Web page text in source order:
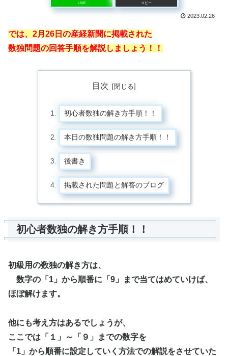
LINE コピー
2023.02.26
では、2月26日の産経新聞に掲載された
数独問題の回答手順を解説しましょう！！
目次
初心者数独の解き方手順！！
本日の数独問題の解き方手順！！
後書き
掲載された問題と解答のブログ
初心者数独の解き方手順！！
初級用の数独の解き方は、
数字の「1」から順番に「9」まで当てはめていけば、
ほぼ解けます。
他にも考え方はあるでしょうが、
ここでは「１」～「９」までの数字を
「1」から順番に設定していく方法での解説をさせていた